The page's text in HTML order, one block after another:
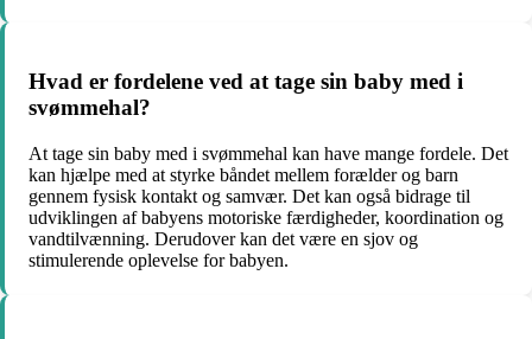
Hvad er fordelene ved at tage sin baby med i
svømmehal?
At tage sin baby med i svømmehal kan have mange fordele. Det
kan hjælpe med at styrke båndet mellem forælder og barn
gennem fysisk kontakt og samvær. Det kan også bidrage til
udviklingen af babyens motoriske færdigheder, koordination og
vandtilvænning. Derudover kan det være en sjov og
stimulerende oplevelse for babyen.